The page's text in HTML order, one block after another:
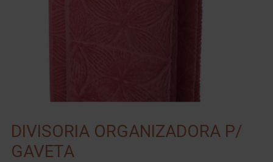
DIVISORIA ORGANIZADORA P/
GAVETA